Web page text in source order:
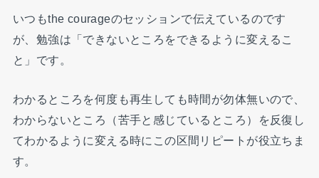
いつもthe courageのセッションで伝えているのです
が、勉強は「できないところをできるように変えるこ
と」です。
わかるところを何度も再生しても時間が勿体無いので、
わからないところ（苦手と感じているところ）を反復し
てわかるように変える時にこの区間リピートが役立ちま
す。